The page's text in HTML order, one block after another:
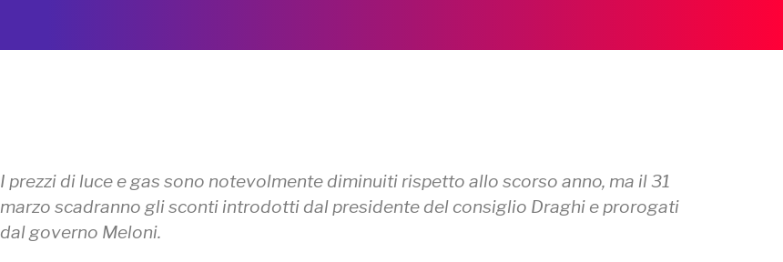
I prezzi di luce e gas sono notevolmente diminuiti rispetto allo scorso anno, ma il 31
marzo scadranno gli sconti introdotti dal presidente del consiglio Draghi e prorogati
dal governo Meloni.